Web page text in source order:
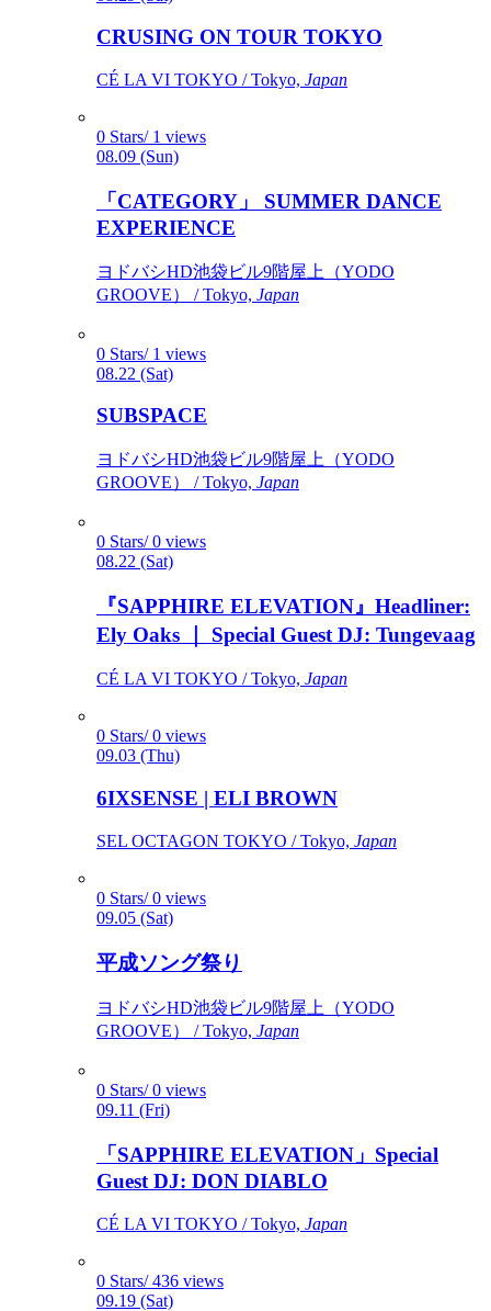
CRUSING ON TOUR TOKYO
CÉ LA VI TOKYO / Tokyo, Japan
0 Stars/ 1 views
08.09 (Sun)
「CATEGORY」 SUMMER DANCE
EXPERIENCE
ヨドバシHD池袋ビル9階屋上（YODO
GROOVE） / Tokyo, Japan
0 Stars/ 1 views
08.22 (Sat)
SUBSPACE
ヨドバシHD池袋ビル9階屋上（YODO
GROOVE） / Tokyo, Japan
0 Stars/ 0 views
08.22 (Sat)
『SAPPHIRE ELEVATION』Headliner:
Ely Oaks ｜ Special Guest DJ: Tungevaag
CÉ LA VI TOKYO / Tokyo, Japan
0 Stars/ 0 views
09.03 (Thu)
6IXSENSE | ELI BROWN
SEL OCTAGON TOKYO / Tokyo, Japan
0 Stars/ 0 views
09.05 (Sat)
平成ソング祭り
ヨドバシHD池袋ビル9階屋上（YODO
GROOVE） / Tokyo, Japan
0 Stars/ 0 views
09.11 (Fri)
「SAPPHIRE ELEVATION」Special
Guest DJ: DON DIABLO
CÉ LA VI TOKYO / Tokyo, Japan
0 Stars/ 436 views
09.19 (Sat)